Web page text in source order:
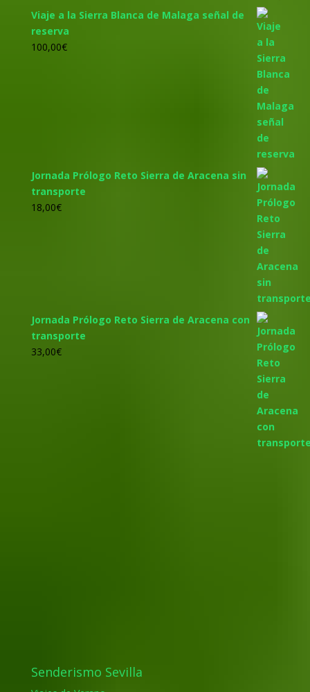
Viaje a la Sierra Blanca de Malaga señal de
reserva
100,00€
Jornada Prólogo Reto Sierra de Aracena sin
transporte
18,00€
Jornada Prólogo Reto Sierra de Aracena con
transporte
33,00€
Senderismo Sevilla